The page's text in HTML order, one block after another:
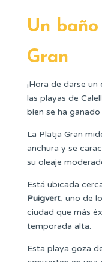
Un
Gran
¡Hora de darse
las playas de
bien se ha
La Platja Gran
anchura y se
su oleaje
Está ubicada
Puigvert, uno de
ciudad que más
temporada alta.
Esta playa goza